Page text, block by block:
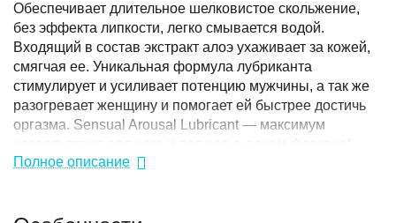
Обеспечивает длительное шелковистое скольжение,
без эффекта липкости, легко смывается водой.
Входящий в состав экстракт алоэ ухаживает за кожей,
смягчая ее. Уникальная формула лубриканта
стимулирует и усиливает потенцию мужчины, а так же
разогревает женщину и помогает ей быстрее достичь
оргазма. Sensual Arousal Lubricant — максимум
удовольствия для него и для нее в одном флаконе!
Состав:Water, Glycerin, Propylene Glycol, Dimethicone,
Полное описание